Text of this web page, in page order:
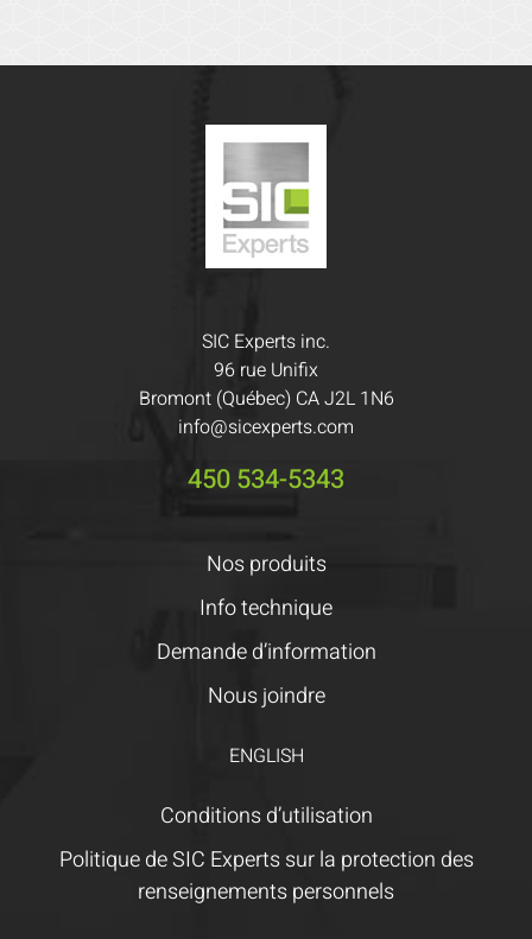
SIC Experts inc.
96 rue Unifix
Bromont (Québec) CA J2L 1N6
info@sicexperts.com
450 534-5343
Nos produits
Info technique
Demande d’information
Nous joindre
ENGLISH
Conditions d’utilisation
Politique de SIC Experts sur la protection des
renseignements personnels